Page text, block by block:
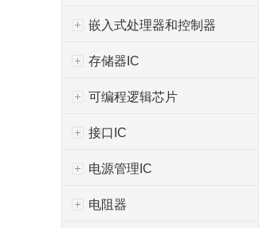
嵌入式处理器和控制器
存储器IC
可编程逻辑芯片
接口IC
电源管理IC
电阻器